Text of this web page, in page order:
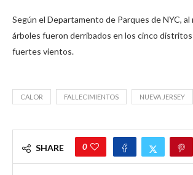
Según el Departamento de Parques de NYC, al
árboles fueron derribados en los cinco distritos
fuertes vientos.
CALOR FALLECIMIENTOS NUEVA JERSEY
SHARE 0